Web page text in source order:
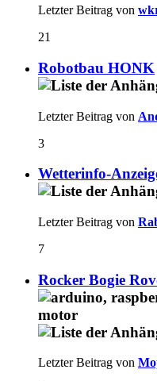
Letzter Beitrag von
21
Robotbau HONK
Letzter Beitrag von
3
Wetterinfo-
Letzter Beitrag von
7
Rocker Bogie
Letzter Beitrag von